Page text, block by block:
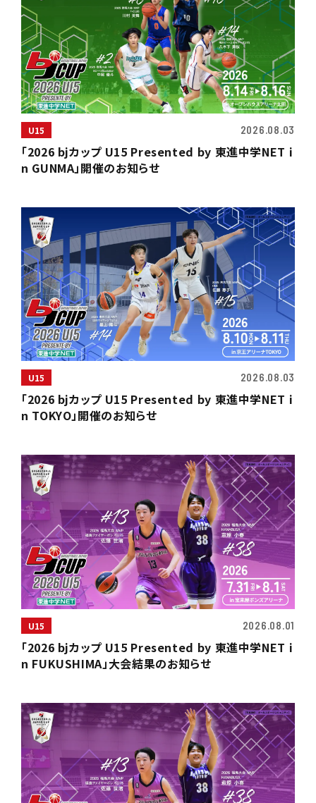
U15 2026.08.03
「2026 bjカップ U15 Presented by 東進中学NET i
n GUNMA」開催のお知らせ
U15 2026.08.03
「2026 bjカップ U15 Presented by 東進中学NET i
n TOKYO」開催のお知らせ
U15 2026.08.01
「2026 bjカップ U15 Presented by 東進中学NET i
n FUKUSHIMA」大会結果のお知らせ